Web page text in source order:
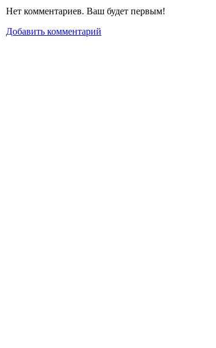
Нет комментариев. Ваш будет первым!
Добавить комментарий